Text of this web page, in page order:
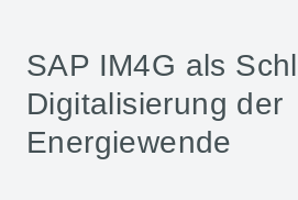
SAP IM4G als
Digitalisierung der
Energiewende